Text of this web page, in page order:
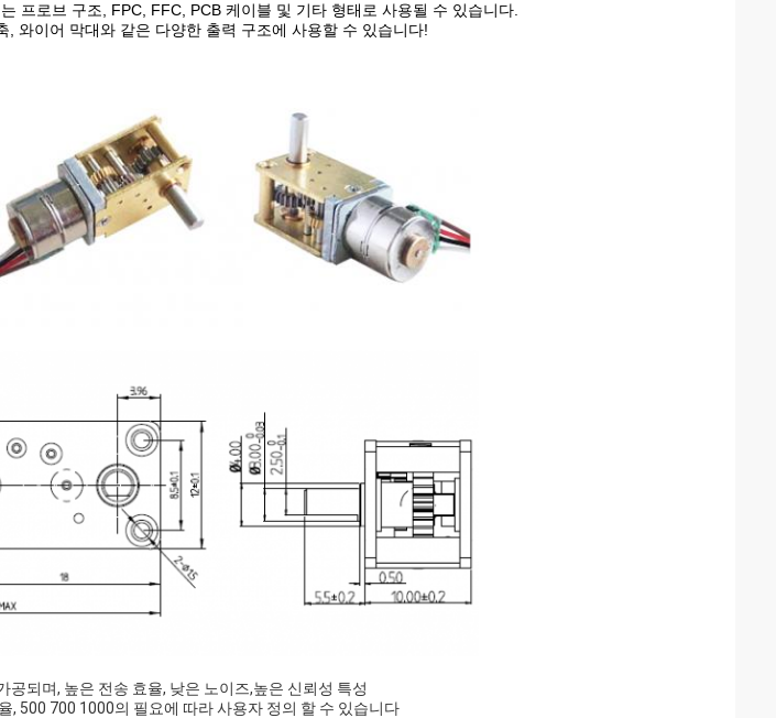
프로브 구조, FPC, FFC, PCB 케이블 및 기타 형태로 사용될 수 있습니다.
, 와이어 막대와 같은 다양한 출력 구조에 사용할 수 있습니다!
공되며, 높은 전송 효율, 낮은 노이즈,높은 신뢰성 특성
, 500 700 1000의 필요에 따라 사용자 정의 할 수 있습니다